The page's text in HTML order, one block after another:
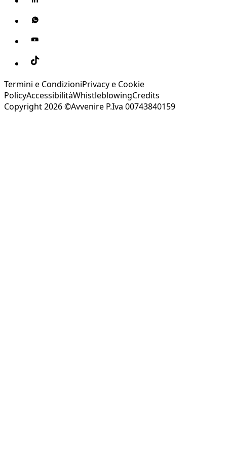
Termini e CondizioniPrivacy e Cookie
PolicyAccessibilitàWhistleblowingCredits
Copyright 2026 ©Avvenire P.Iva 00743840159